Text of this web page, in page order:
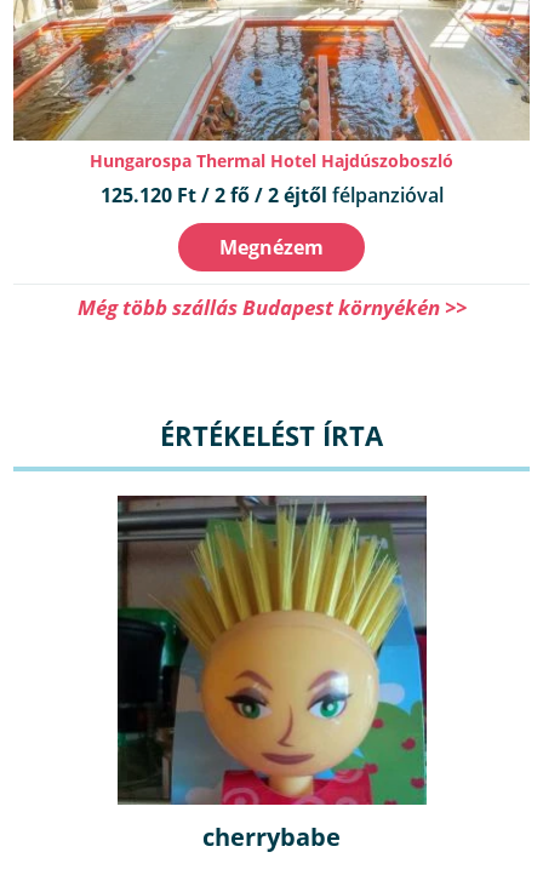
Hungarospa Thermal Hotel Hajdúszoboszló
125.120 Ft / 2 fő / 2 éjtől félpanzióval
Megnézem
Még több szállás Budapest környékén >>
ÉRTÉKELÉST ÍRTA
cherrybabe